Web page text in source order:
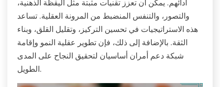
أدائهم. يمكن أن تعزز تقنيات مثبتة مثل اليقظة الذهنية،
والتصور، والتنفس المنضبط من المرونة العقلية. تساعد
هذه الاستراتيجيات في تحسين التركيز، وتقليل القلق، وبناء
الثقة. بالإضافة إلى ذلك، فإن تطوير عقلية النمو وإقامة
شبكة دعم أمران أساسيان لتحقيق النجاح على المدى
الطويل.